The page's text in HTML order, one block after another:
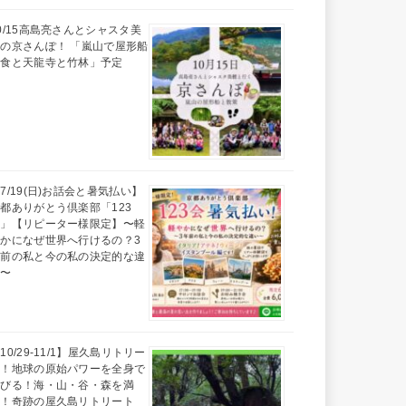
15高島亮さんとシャスタ美
京さんぽ！ 「嵐山で屋形船
と天龍寺と竹林」予定
7/19(日)お話会と暑気払い】
ありがとう倶楽部「123
【リピーター様限定】〜軽
になぜ世界へ行けるの？3
の私と今の私の決定的な違
10/29-11/1】屋久島リトリー
！地球の原始パワーを全身で
る！海・山・谷・森を満
奇跡の屋久島リトリート